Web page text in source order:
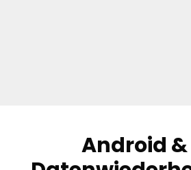
content
Android &